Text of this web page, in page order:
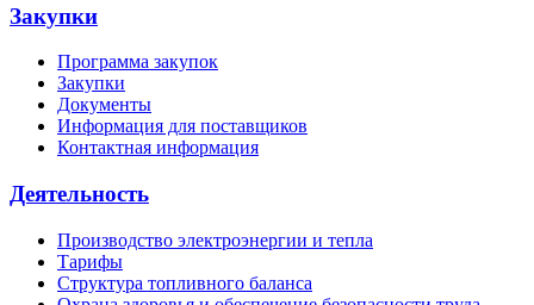
Закупки
Программа закупок
Закупки
Документы
Информация для поставщиков
Контактная информация
Деятельность
Производство электроэнергии и тепла
Тарифы
Структура топливного баланса